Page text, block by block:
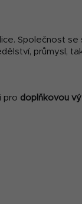
Společnost
průmysl,
pro doplňkovou